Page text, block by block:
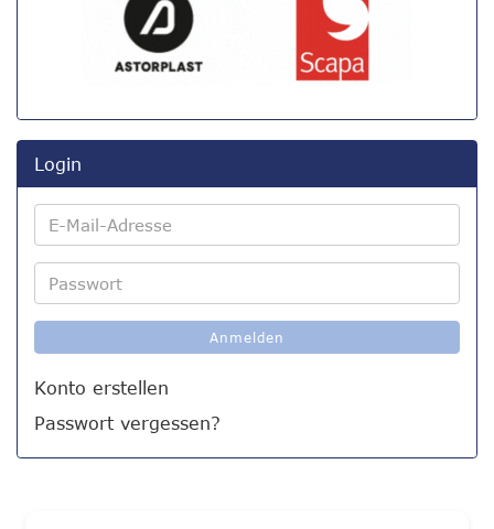
Login
E-
Mail-
Passwort
Anmelden
Konto erstellen
Passwort vergessen?